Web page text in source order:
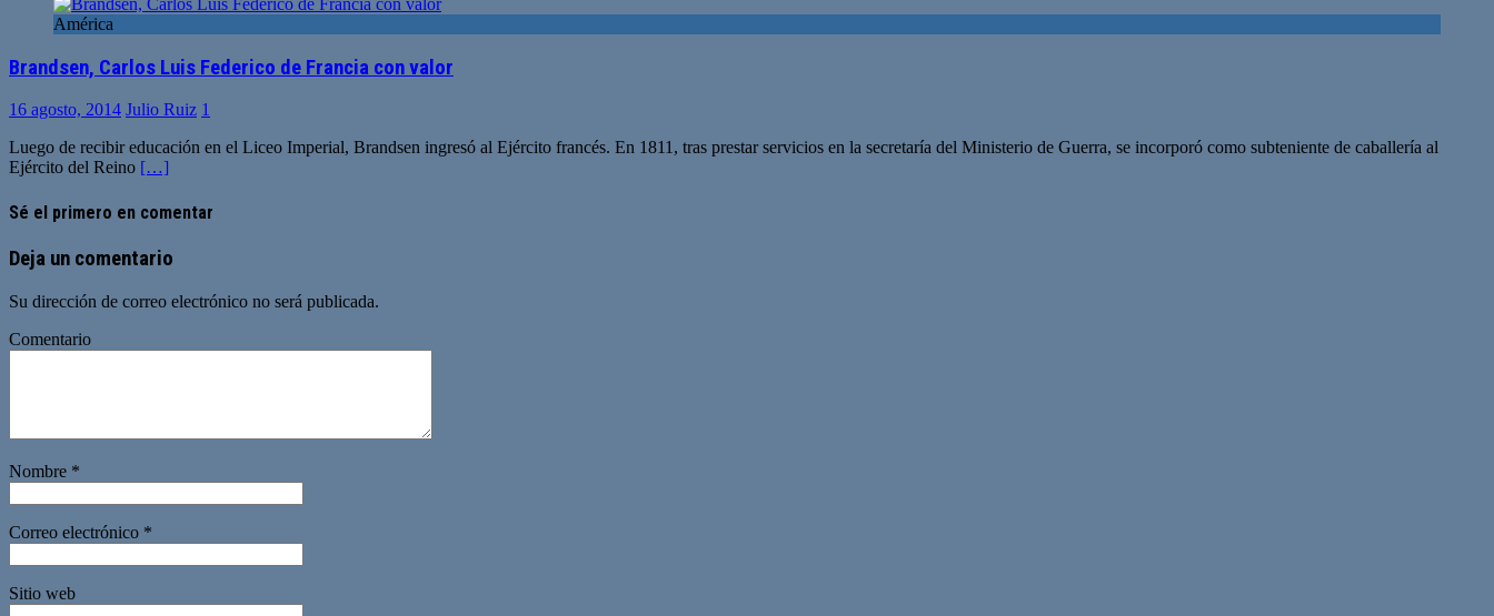
América
Brandsen, Carlos Luis Federico de Francia con valor
16 agosto, 2014 Julio Ruiz 1
Luego de recibir educación en el Liceo Imperial, Brandsen ingresó al Ejército francés. En 1811, tras prestar servicios en la secretaría del Ministerio de Guerra, se incorporó como subteniente de caballería al
Ejército del Reino […]
Sé el primero en comentar
Deja un comentario
Su dirección de correo electrónico no será publicada.
Comentario
Nombre *
Correo electrónico *
Sitio web